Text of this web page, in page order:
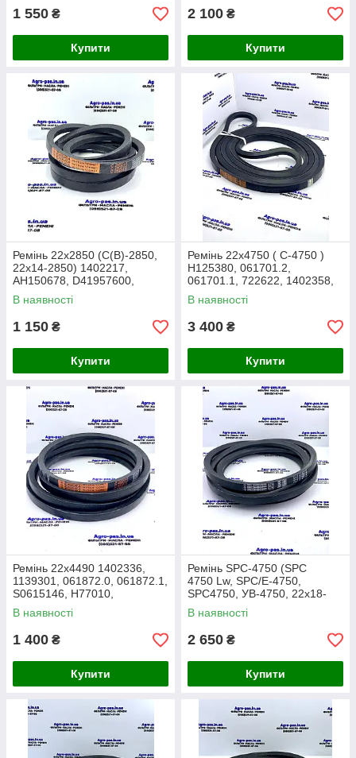
1 550 ₴
Купити
2 100 ₴
Купити
Ремінь 22x2850 (С(В)-2850,
22x14-2850) 1402217,
AH150678, D41957600,
1731014M1, AG18810W,
80434046, AP1002892
В наявності
1 150 ₴
Купити
Ремінь 22x4750 ( C-4750 )
H125380, 061701.2,
061701.1, 722622, 1402358,
6201342, AG12280W, HC188,
AP1000791
В наявності
3 400 ₴
Купити
Ремінь 22x4490 1402336,
1139301, 061872.0, 061872.1,
S0615146, H77010,
06211006, 01139301,
1730687M1
В наявності
1 400 ₴
Купити
Ремінь SPC-4750 (SPC
4750 Lw, SPC/E-4750,
SPC4750, УВ-4750, 22х18-
4750 )
В наявності
2 650 ₴
Купити